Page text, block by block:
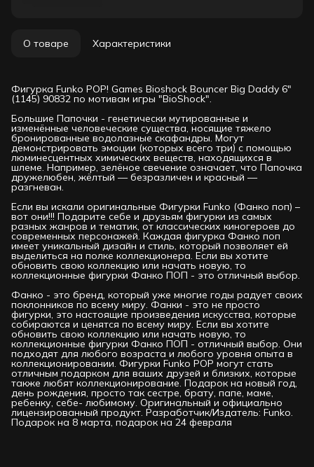
О товаре Характеристики
Фигурка Funko POP! Games Bioshock Bouncer Big Daddy 6"
(1145) 90832 по мотивам игры "BioShock".
Большие Папочки - генетически мутированные и
изменённые человеческие существа, носящие тяжело
бронированные водолазные скафандры. Могут
демонстрировать эмоции (которых всего три) с помощью
люминесцентных химических веществ, находящихся в
шлеме. Например, зелёное свечение означает, что Папочка
дружелюбен, жёлтый — безразличен и красный —
разгневан.
Если вы искали оригинальные Фигурки Funko (Фанко поп) –
вот они!!! Подарите себе и друзьям фигурки из самых
разных жанров и тематик, от классических киногероев до
современных персонажей. Каждая фигурка Фанко поп
имеет уникальный дизайн и стиль, который позволяет ей
выделиться на полке коллекционера. Если вы хотите
обновить свою коллекцию или начать новую, то
коллекционные фигурки Фанко ПОП - это отличный выбор.
Фанко - это бренд, который уже многие годы радует своих
поклонников по всему миру. Фанки - это не просто
фигурки, это настоящие произведения искусства, которые
собираются и ценятся по всему миру. Если вы хотите
обновить свою коллекцию или начать новую, то
коллекционные фигурки Фанко ПОП - отличный выбор. Они
подходят для любого возраста и любого уровня опыта в
коллекционировании. Фигурки Funko РОР могут стать
отличным подарком для ваших друзей и близких, которые
также любят коллекционирование. Подарок на новый год,
день рождения, просто так сестре, брату, папе, маме,
ребенку, себе- любимому. Оригинальный и официально
лицензированный продукт. Разработчик/Издатель: Funko.
Подарок на 8 марта, подарок на 24 февраля